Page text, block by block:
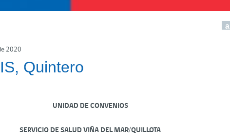
a
2020
Quintero
UNIDAD DE CONVENIOS
SERVICIO DE SALUD VIÑA DEL MAR/QUILLOTA